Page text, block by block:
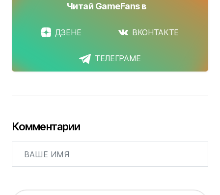
Читай GameFans в
ДЗЕНЕ ВКОНТАКТЕ
ТЕЛЕГРАМЕ
Комментарии